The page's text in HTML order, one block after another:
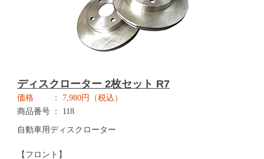
ディスクローター 2枚セット R7
価格
7,980円（税込）
商品番号
118
自動車用ディスクローター
【フロント】